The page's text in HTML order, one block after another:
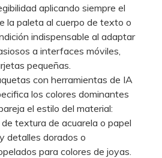
aplicando siempre el
la paleta al cuerpo de texto o
indispensable al adaptar
a interfaces móviles,
pequeñas.
con herramientas de IA
los colores dominantes
el estilo del material:
textura de acuarela o papel
detalles dorados o
para colores de joyas.